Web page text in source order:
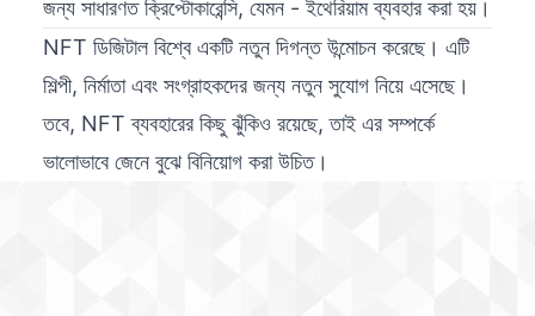
জন্য সাধারণত ক্রিপ্টোকারেন্সি, যেমন - ইথেরিয়াম ব্যবহার করা হয়।
NFT ডিজিটাল বিশ্বে একটি নতুন দিগন্ত উন্মোচন করেছে। এটি
শিল্পী, নির্মাতা এবং সংগ্রাহকদের জন্য নতুন সুযোগ নিয়ে এসেছে।
তবে, NFT ব্যবহারের কিছু ঝুঁকিও রয়েছে, তাই এর সম্পর্কে
ভালোভাবে জেনে বুঝে বিনিয়োগ করা উচিত।